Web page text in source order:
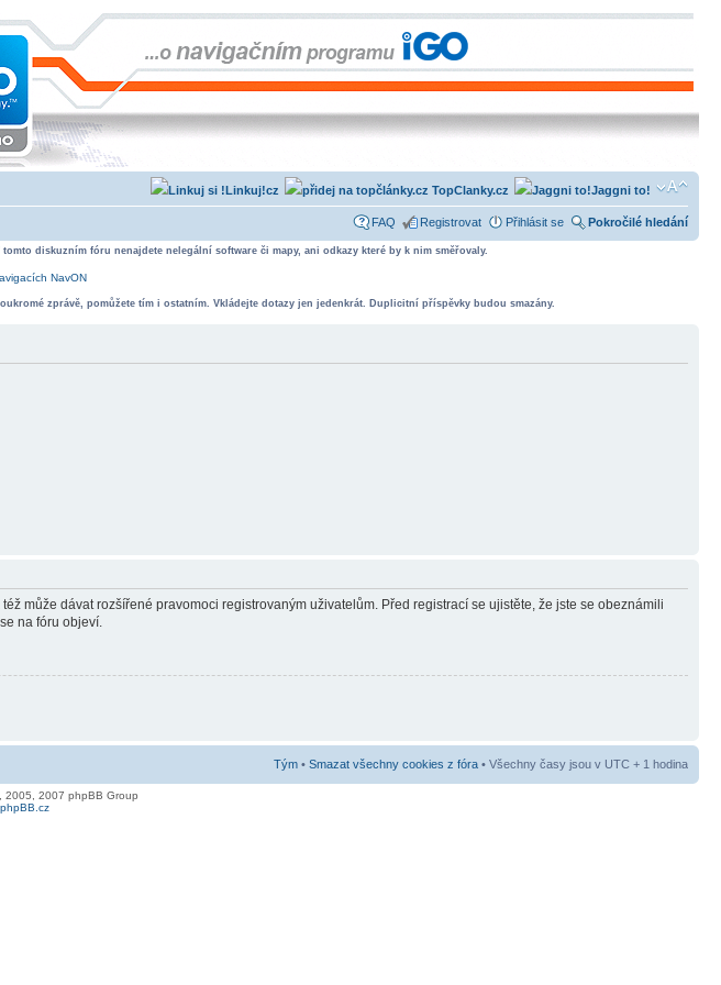
Jaggni to!
TopClanky.cz
Linkuj!cz
FAQ Registrovat Přihlásit se Pokročilé hledání
diskuzním fóru nenajdete nelegální software či mapy, ani odkazy které by k nim směřovaly.
NavON
zprávě, pomůžete tím i ostatním. Vkládejte dotazy jen jedenkrát. Duplicitní příspěvky budou smazány.
může dávat rozšířené pravomoci registrovaným uživatelům. Před registrací se ujistěte, že jste se obeznámili
na fóru objeví.
Tým • Smazat všechny cookies z fóra • Všechny časy jsou v UTC + 1 hodina
2005, 2007 phpBB Group
phpBB.cz